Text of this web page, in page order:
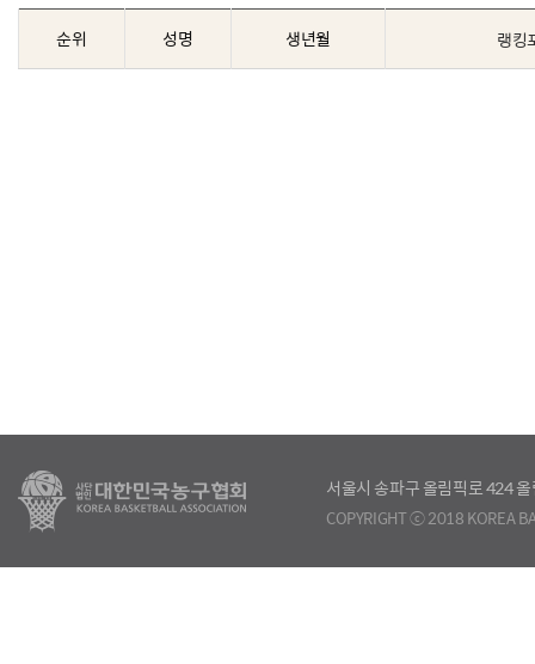
순위 성명 생년월 랭킹
서울시 송파구 올림픽로 424
COPYRIGHT ⓒ 2018 KOREA